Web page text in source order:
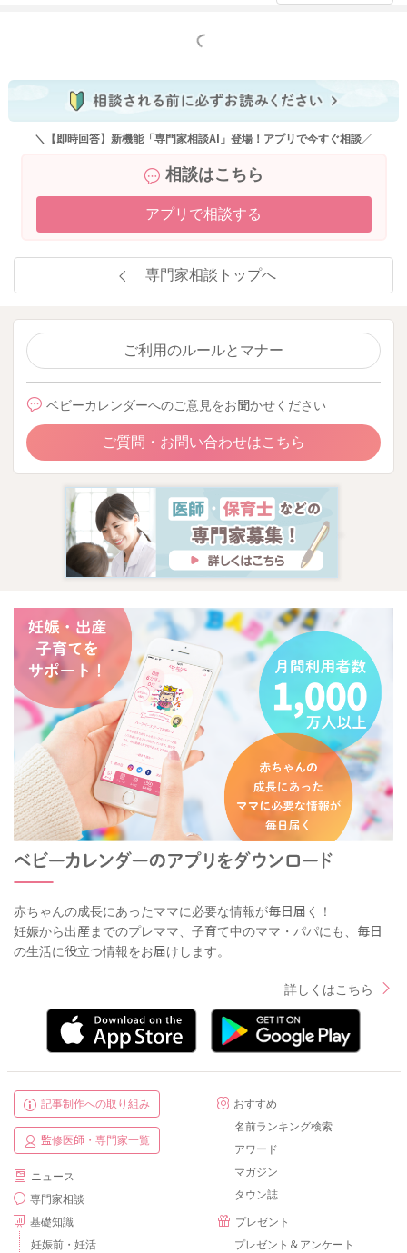
もっと見る
＼【即時回答】新機能「専門家相談AI」登場！アプリで今すぐ相談／
相談はこちら
アプリで相談する
専門家相談トップへ
ご利用のルールとマナー
ベビーカレンダーへのご意見をお聞かせください
ご質問・お問い合わせはこちら
赤ちゃんの成長にあったママに必要な情報が毎日届く！
妊娠から出産までのプレママ、子育て中のママ・パパにも、毎日
の生活に役立つ情報をお届けします。
詳しくはこちら
記事制作への取り組み
監修医師・専門家一覧
ニュース
専門家相談
基礎知識
妊娠前・妊活
おすすめ
名前ランキング検索
アワード
マガジン
タウン誌
プレゼント
プレゼント＆アンケート